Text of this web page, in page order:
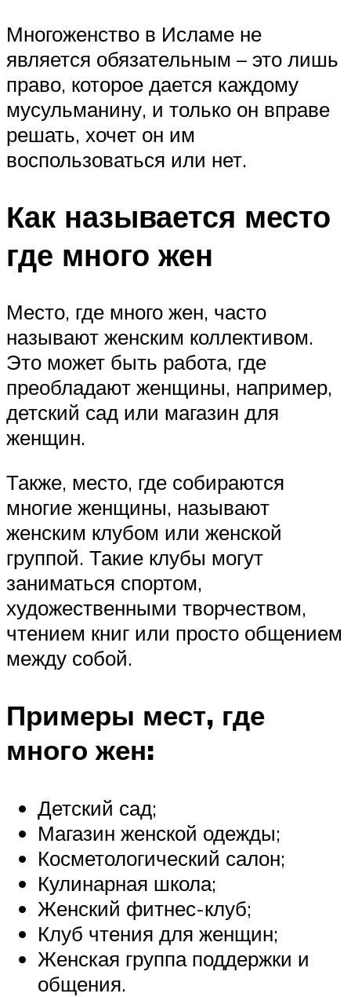
Многоженство в Исламе не
является обязательным – это лишь
право, которое дается каждому
мусульманину, и только он вправе
решать, хочет он им
воспользоваться или нет.
Как называется место
где много жен
Место, где много жен, часто
называют женским коллективом.
Это может быть работа, где
преобладают женщины, например,
детский сад или магазин для
женщин.
Также, место, где собираются
многие женщины, называют
женским клубом или женской
группой. Такие клубы могут
заниматься спортом,
художественными творчеством,
чтением книг или просто общением
между собой.
Примеры мест, где
много жен:
Детский сад;
Магазин женской одежды;
Косметологический салон;
Кулинарная школа;
Женский фитнес-клуб;
Клуб чтения для женщин;
Женская группа поддержки и
общения.